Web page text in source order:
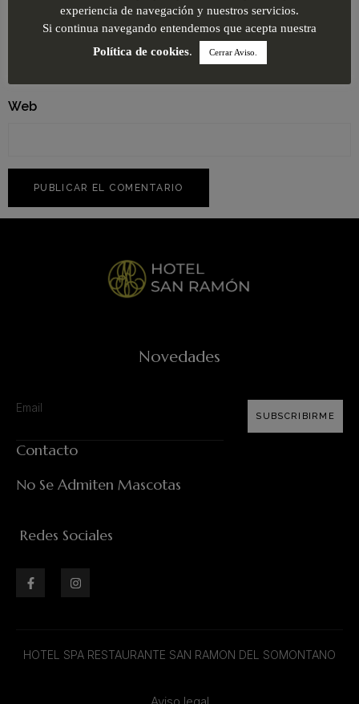
Correo electrónico*
Web
Novedades
SUBSCRIBIRME
Contacto
No Se Admiten Mascotas
Redes Sociales
HOTEL SPA RESTAURANTE SAN RAMON DEL SOMONTANO
Aviso legal
experiencia de navegación y nuestros servicios.
Si continua navegando entendemos que acepta nuestra
Política de cookies. Cerrar Aviso.